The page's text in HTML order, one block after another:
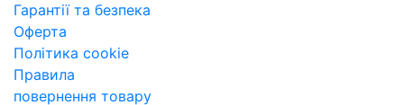
Гарантії та безпека
Оферта
Політика cookie
Правила
повернення товару